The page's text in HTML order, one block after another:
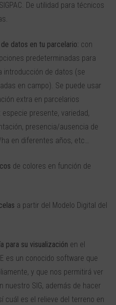
De utilidad para técnicos
datos en tu parcelario: con
predeterminadas para
introducción de datos (se
en campo). Se puede usar
extra en parcelarios
presente, variedad,
presencia/ausencia de
en diferentes años, etc…
de colores en función de
a partir del Modelo Digital del
para su visualización en el
es un conocido software que
y que nos permitirá ver
nuestro SIG, además de hacer
cuál es el relieve del terreno en